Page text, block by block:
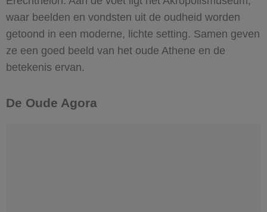
waar beelden en vondsten uit de oudheid worden
getoond in een moderne, lichte setting. Samen geven
ze een goed beeld van het oude Athene en de
betekenis ervan.
De Oude Agora